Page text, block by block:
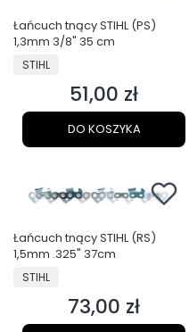
Łańcuch tnący STIHL (PS)
1,3mm 3/8" 35 cm
PRODUCENT
STIHL
Cena
51,00 zł
DO KOSZYKA
Łańcuch tnący STIHL (RS)
1,5mm .325" 37cm
PRODUCENT
STIHL
Cena
73,00 zł